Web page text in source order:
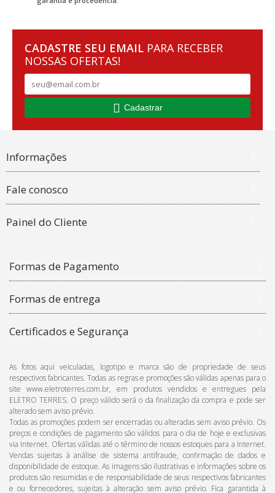
CADASTRE SEU EMAIL PARA RECEBER
NOSSAS OFERTAS!
Cadastrar
Informações
Fale conosco
Painel do Cliente
Formas de Pagamento
Formas de entrega
Certificados e Segurança
As fotos aqui veiculadas, logotipo e marca são de propriedade de seus
respectivos fabricantes. Todas as regras e promoções são válidas apenas para o
site www.eletroterres.com.br, em produtos vendidos e entregues pela
ELETRO TERRES. O preço válido será o da finalização da compra e pode ser
alterado sem aviso prévio.
Todas as promoções podem ser encerradas ou alteradas sem aviso prévio. Os
preços e condições de pagamento são válidos para o dia de hoje e exclusivas
via Internet. Ofertas válidas até o término de nossos estoques para a Internet.
Vendas sujeitas à análise de sistema antifraude, confirmação de dados e
disponibilidade de estoque. As imagens são ilustrativas e informações sobre os
produtos são resumidas e de responsabilidade de seus respectivos fabricantes
e ou fornecedores, sujeitas à alteração sem aviso prévio. Fica garantida à